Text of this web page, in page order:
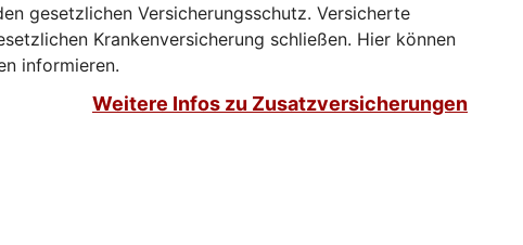
gesetzlichen Versicherungsschutz. Versicherte
Krankenversicherung schließen. Hier können
informieren.​​​​
Weitere Infos zu Zusatzversicherungen